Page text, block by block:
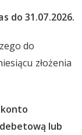
do 31.07.2026.
do
złożenia
konto
lub